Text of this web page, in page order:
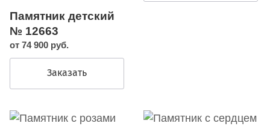
Памятник детский
№ 12663
от 74 900 руб.
Заказать